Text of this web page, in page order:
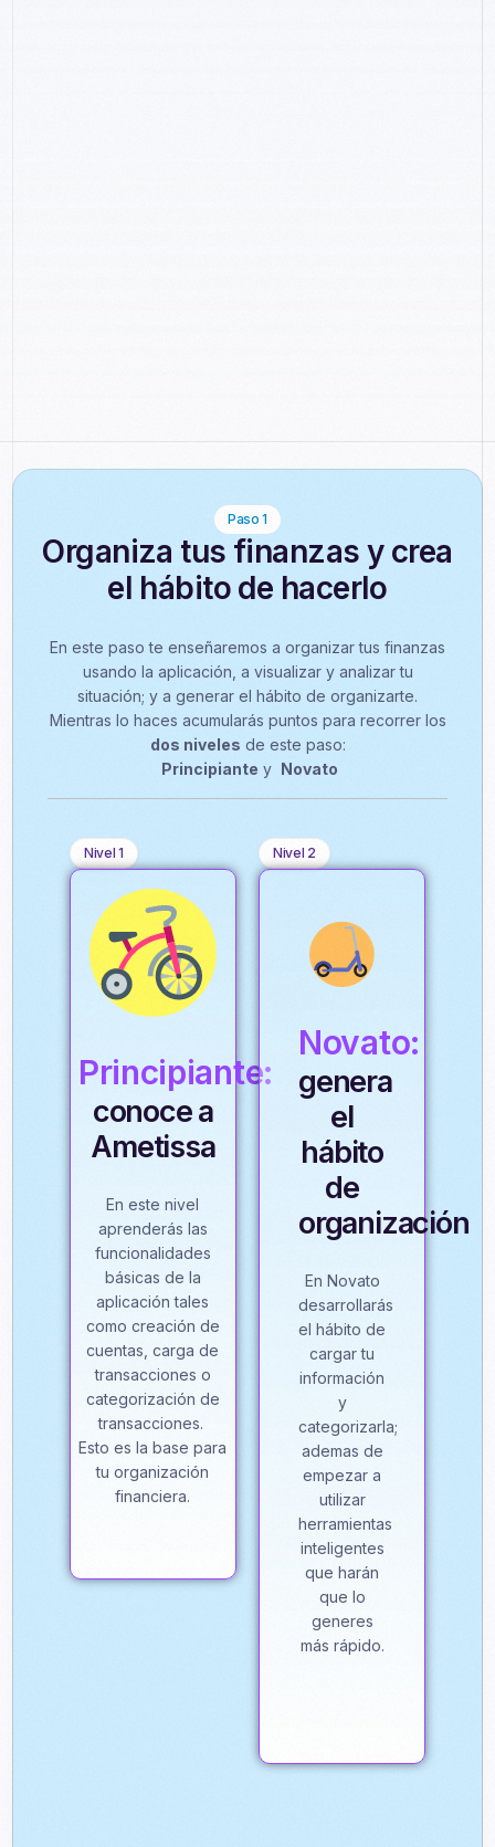
Paso 1
Organiza tus finanzas y crea
el hábito de hacerlo
En este paso te enseñaremos a organizar tus finanzas
usando la aplicación, a visualizar y analizar tu
situación; y a generar el hábito de organizarte.
Mientras lo haces acumularás puntos para recorrer los
dos niveles de este paso:
Principiante y Novato
Nivel 1
Principiante:
conoce a
Ametissa
En este nivel
aprenderás las
funcionalidades
básicas de la
aplicación tales
como creación de
cuentas, carga de
transacciones o
categorización de
transacciones.
Esto es la base para
tu organización
financiera.
Nivel 2
Novato:
genera
el
hábito
de
organización
En Novato
desarrollarás
el hábito de
cargar tu
información
y
categorizarla;
ademas de
empezar a
utilizar
herramientas
inteligentes
que harán
que lo
generes
más rápido.